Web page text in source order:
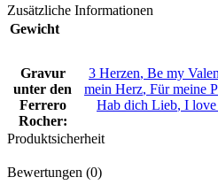
Zusätzliche Informationen
Gewicht
Gravur
unter den
Ferrero
Rocher:
3 Herzen, Be my
mein Herz, Für meine
Hab dich Lieb, I
Produktsicherheit
Bewertungen (0)